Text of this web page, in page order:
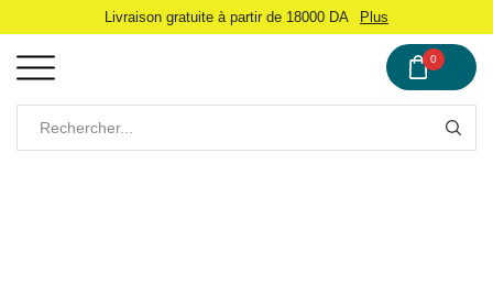
Livraison gratuite à partir de 18000 DA Plus
0